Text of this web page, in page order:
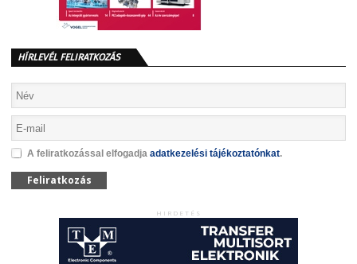
HÍRLEVÉL FELIRATKOZÁS
A feliratkozással elfogadja adatkezelési tájékoztatónkat.
Feliratkozás
HIRDETÉS